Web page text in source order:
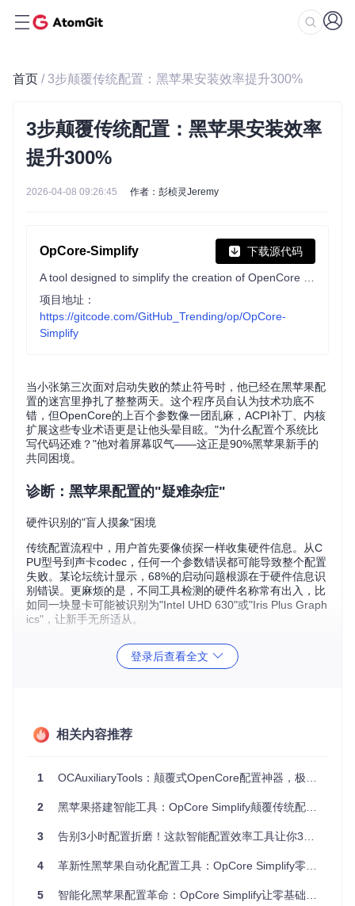
首页 / 3步颠覆传统配置：黑苹果安装效率提升300%
3步颠覆传统配置：黑苹果安装效率
提升300%
2026-04-08 09:26:45 作者：彭桢灵Jeremy
OpCore-Simplify 下载源代码
项目地址：
https://gitcode.com/GitHub_Trending/op/OpCore-
Simplify
当小张第三次面对启动失败的禁止符号时，他已经在黑苹果配
置的迷宫里挣扎了整整两天。这个程序员自认为技术功底不
错，但OpenCore的上百个参数像一团乱麻，ACPI补丁、内核
扩展这些专业术语更是让他头晕目眩。"为什么配置个系统比
写代码还难？"他对着屏幕叹气——这正是90%黑苹果新手的
共同困境。
诊断：黑苹果配置的"疑难杂症"
硬件识别的"盲人摸象"困境
传统配置流程中，用户首先要像侦探一样收集硬件信息。从C
PU型号到声卡codec，任何一个参数错误都可能导致整个配置
失败。某论坛统计显示，68%的启动问题根源在于硬件信息识
别错误。更麻烦的是，不同工具检测的硬件名称常有出入，比
如同一块显卡可能被识别为"Intel UHD 630"或"Iris Plus Graph
ics"，让新手无所适从。
兼容性判断的"薛定谔难题"
即使准确获取了硬件信息，判断兼容性仍是个噩梦。NVIDIA显
配置生成的"手工锻造"模式
配置文件包含数百个键值对，从SMBIOS型号到内核扩展加载
时才能完成基础配置，而新手往往要花费数天时间反复调试。
💡 知识锚点：OpenCore是什么？简单说，OpenCore就
C硬件能理解的语言。相比传统工具，它提供了更好的稳定
re Simplify要解决的核心问题。
登录后查看全文
相关内容推荐
1 OCAuxiliaryTools：颠覆式OpenCore配置神器，极简GUI实现跨平台EFI管理
2 黑苹果搭建智能工具：OpCore Simplify颠覆传统配置流程，小白救星来了
3 告别3小时配置折磨！这款智能配置效率工具让你3分钟搞定黑苹果EFI
4 革新性黑苹果自动化配置工具：OpCore Simplify零基础上手指南
5 智能化黑苹果配置革命：OpCore Simplify让零基础新手3步搞定EFI引导